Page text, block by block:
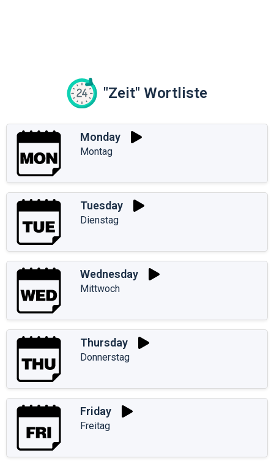
"Zeit" Wortliste
Monday
Montag
Tuesday
Dienstag
Wednesday
Mittwoch
Thursday
Donnerstag
Friday
Freitag